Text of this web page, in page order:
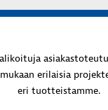
erilaisia
eri tuotteistamme.